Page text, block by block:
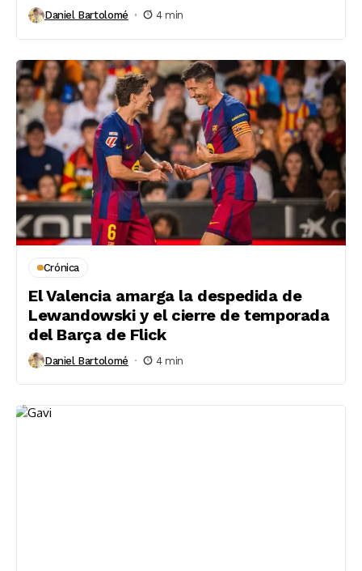
Daniel Bartolomé 4 min
Crónica
El Valencia amarga la despedida de
Lewandowski y el cierre de temporada
del Barça de Flick
Daniel Bartolomé 4 min